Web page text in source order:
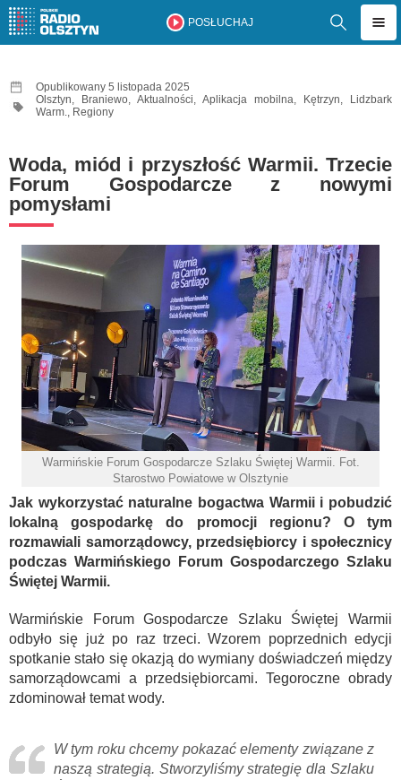
POSŁUCHAJ
Opublikowany 5 listopada 2025
Olsztyn, Braniewo, Aktualności, Aplikacja mobilna, Kętrzyn,
Lidzbark
Warm., Regiony
Woda, miód i przyszłość Warmii. Trzecie
Forum Gospodarcze z nowymi
pomysłami
Warmińskie Forum Gospodarcze Szlaku Świętej Warmii. Fot.
Starostwo Powiatowe w Olsztynie
Jak wykorzystać naturalne bogactwa Warmii i pobudzić
lokalną gospodarkę do promocji regionu? O tym
rozmawiali samorządowcy, przedsiębiorcy i społecznicy
podczas Warmińskiego Forum Gospodarczego Szlaku
Świętej Warmii.
Warmińskie Forum Gospodarcze Szlaku Świętej Warmii
odbyło się już po raz trzeci. Wzorem poprzednich edycji
spotkanie stało się okazją do wymiany doświadczeń między
samorządowcami a przedsiębiorcami. Tegoroczne obrady
zdominował temat wody.
W tym roku chcemy pokazać elementy związane z
naszą strategią. Stworzyliśmy strategię dla Szlaku